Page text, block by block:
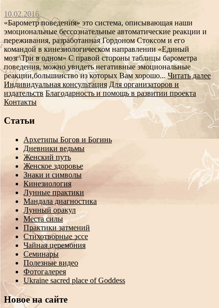
10.02.2016
«Барометр поведения» это система, описывающая наши
эмоциональные бессознательные автоматические реакции и
переживания, разработанная Гордоном Стоксом и его
командой в кинезиологическом направлении «Единый
мозг\Три в одном» С правой стороны таблицы барометра
поведения, можно увидеть негативные эмоциональные
реакции,большинство из которых Вам хорошо...Читать далее
Индивидуальная консультация Для организаторов и
издательств Благодарность и помощь в развитии проекта
Контакты
Статьи
Архетипы Богов и Богинь
Дневники ведьмы
Женский путь
Женское здоровье
Знаки и символы
Кинезиология
Лунные практики
Мандала диагностика
Лунный оракул
Места силы
Практики затмений
Стихотворные эссе
Чайная церемония
Семинары
Полезные видео
Фотогалерея
Ukraine sacred place of Goddess
Новое на сайте